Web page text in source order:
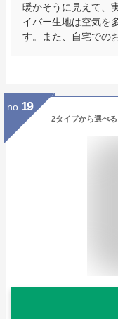
暖かそうに見えて、
イバー生地は空気を
す。また、自宅での
no. 19